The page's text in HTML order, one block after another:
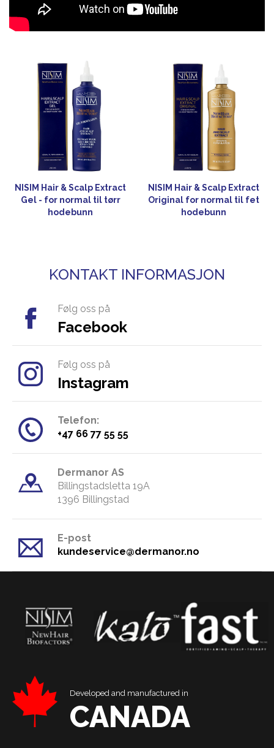
NISIM Hair & Scalp Extract
Gel - for normal til tørr
hodebunn
NISIM Hair & Scalp Extract
Original for normal til fet
hodebunn
KONTAKT INFORMASJON
Følg oss på
Facebook
Følg oss på
Instagram
Telefon:
​+47 66 77 55 55
Dermanor AS
Billingstadsletta 19A
​1396 Billingstad
E-post
kundeservice@dermanor.no
Developed and manufactured in
CANADA